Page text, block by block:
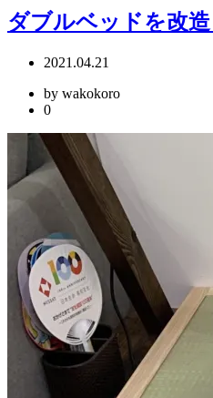
ダブルベッドを改
2021.04.21
by wakokoro
0